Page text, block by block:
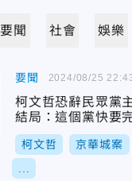
要聞 社會 娛樂
要聞
柯文哲恐辭民眾黨
結局：這個黨快要
柯文哲 京華城案
2024/08/25